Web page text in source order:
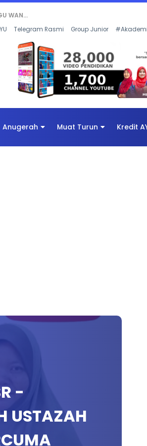
Telegram Rasmi Group Junior
Anugerah Muat Turun Kredit
-
USTAZAH